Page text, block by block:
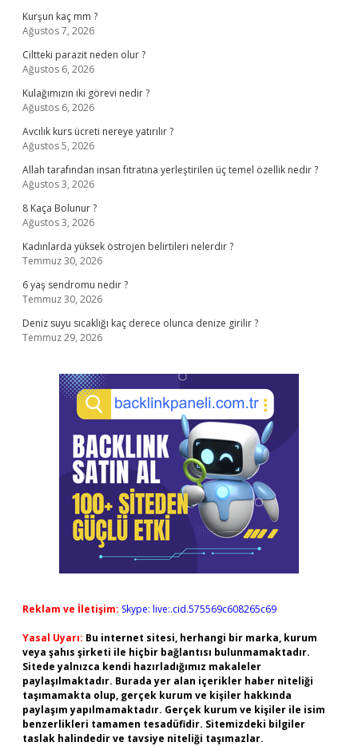
Kurşun kaç mm ?
Ağustos 7, 2026
Ciltteki parazit neden olur ?
Ağustos 6, 2026
Kulağımızın iki görevi nedir ?
Ağustos 6, 2026
Avcılık kurs ücreti nereye yatırılır ?
Ağustos 5, 2026
Allah tarafından insan fıtratına yerleştirilen üç temel özellik nedir ?
Ağustos 3, 2026
8 Kaça Bolunur ?
Ağustos 3, 2026
Kadınlarda yüksek östrojen belirtileri nelerdir ?
Temmuz 30, 2026
6 yaş sendromu nedir ?
Temmuz 30, 2026
Deniz suyu sıcaklığı kaç derece olunca denize girilir ?
Temmuz 29, 2026
Reklam ve İletişim: Skype: live:.cid.575569c608265c69
Yasal Uyarı: Bu internet sitesi, herhangi bir marka, kurum
veya şahıs şirketi ile hiçbir bağlantısı bulunmamaktadır.
Sitede yalnızca kendi hazırladığımız makaleler
paylaşılmaktadır. Burada yer alan içerikler haber niteliği
taşımamakta olup, gerçek kurum ve kişiler hakkında
paylaşım yapılmamaktadır. Gerçek kurum ve kişiler ile isim
benzerlikleri tamamen tesadüfidir. Sitemizdeki bilgiler
taslak halindedir ve tavsiye niteliği taşımazlar.